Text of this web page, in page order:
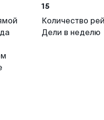
15
Количество
Дели в неделю